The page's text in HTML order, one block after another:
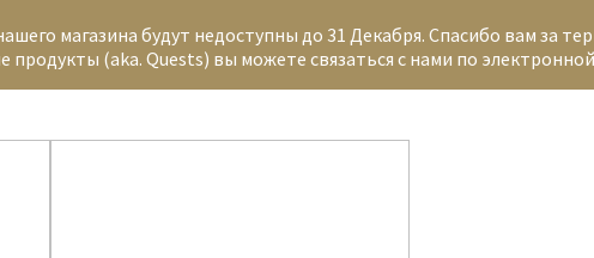
магазина будут недоступны до 31 Декабря. Спасибо вам за
(aka. Quests) вы можете связаться с нами по